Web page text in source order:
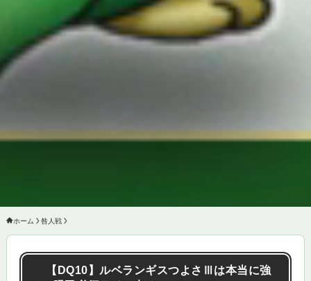
ホーム 咎人戦
【DQ10】ルベランギスつよさⅢは本当に強